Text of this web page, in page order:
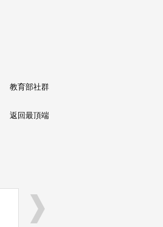
教育部社群
返回最頂端